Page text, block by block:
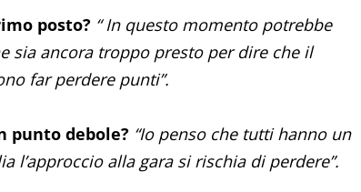
posto? “ In questo momento potrebbe
sia ancora troppo presto per dire che il
far perdere punti”.
punto debole? “Io penso che tutti hanno un
l’approccio alla gara si rischia di perdere”.